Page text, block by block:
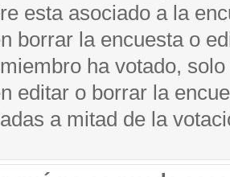
esta asociado a la
borrar la encuesta o
ha votado,
editar o borrar la
a mitad de la